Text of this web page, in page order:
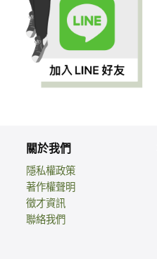
關於我們
隱私權政策
著作權聲明
徵才資訊
聯絡我們